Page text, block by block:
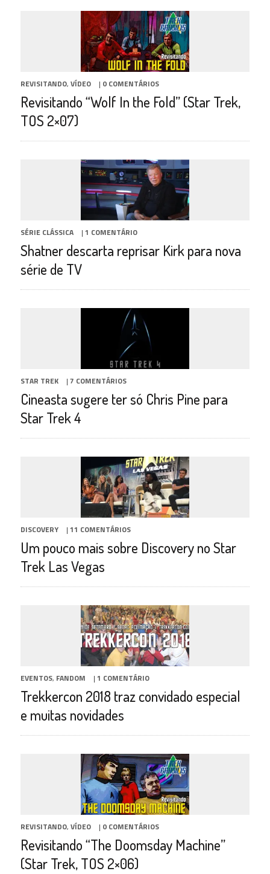
REVISITANDO, VÍDEO | 0 COMENTÁRIOS
Revisitando “Wolf In the Fold” (Star Trek,
TOS 2×07)
SÉRIE CLÁSSICA | 1 COMENTÁRIO
Shatner descarta reprisar Kirk para nova
série de TV
STAR TREK | 7 COMENTÁRIOS
Cineasta sugere ter só Chris Pine para
Star Trek 4
DISCOVERY | 11 COMENTÁRIOS
Um pouco mais sobre Discovery no Star
Trek Las Vegas
EVENTOS, FANDOM | 1 COMENTÁRIO
Trekkercon 2018 traz convidado especial
e muitas novidades
REVISITANDO, VÍDEO | 0 COMENTÁRIOS
Revisitando “The Doomsday Machine”
(Star Trek, TOS 2×06)